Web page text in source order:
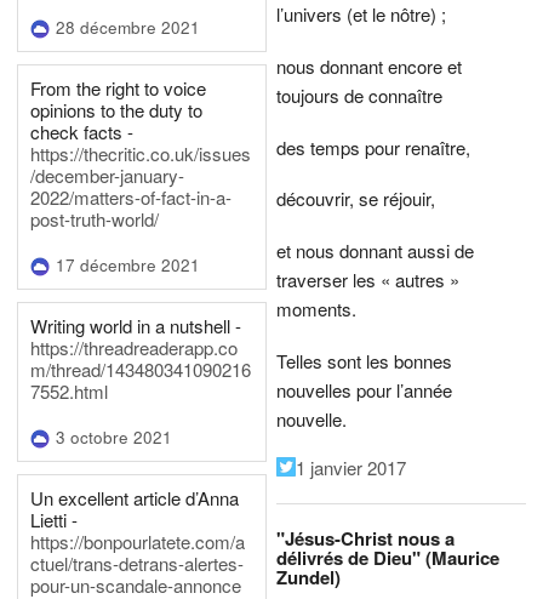
28 décembre 2021
From the right to voice
opinions to the duty to
check facts -
https://thecritic.co.uk/issues
/december-january-
2022/matters-of-fact-in-a-
post-truth-world/
17 décembre 2021
Writing world in a nutshell -
https://threadreaderapp.co
m/thread/143480341090216
7552.html
3 octobre 2021
Un excellent article d’Anna
Lietti -
https://bonpourlatete.com/a
ctuel/trans-detrans-alertes-
pour-un-scandale-annonce
l’univers (et le nôtre) ;
nous donnant encore et
toujours de connaître
des temps pour renaître,
découvrir, se réjouir,
et nous donnant aussi de
traverser les « autres »
moments.
Telles sont les bonnes
nouvelles pour l’année
nouvelle.
1 janvier 2017
"Jésus-Christ nous a
délivrés de Dieu" (Maurice
Zundel)